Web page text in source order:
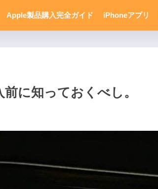
Apple製品購入完全ガイド iPhoneアプリ
に知っておくべし。